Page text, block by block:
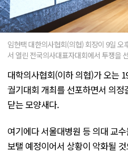
임현택 대한의사협회(의협) 회장이 9일 오
서 열린 전국의사대표자대회에서 투쟁을
대학의사협회(이하 의협)가 오는
궐기대회 개최를 선포하면서 의
닫는 모양새다.
여기에다 서울대병원 등 의대 교
보탤 예정이어서 상황이 악화될